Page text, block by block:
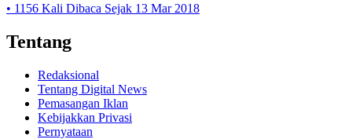
• 1156 Kali Dibaca Sejak 13 Mar 2018
Tentang
Redaksional
Tentang Digital News
Pemasangan Iklan
Kebijakkan Privasi
Pernyataan